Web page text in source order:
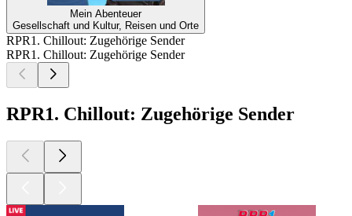
Mein Abenteuer
Gesellschaft und Kultur, Reisen und Orte
RPR1. Chillout: Zugehörige Sender
RPR1. Chillout: Zugehörige Sender
RPR1. Chillout: Zugehörige Sender